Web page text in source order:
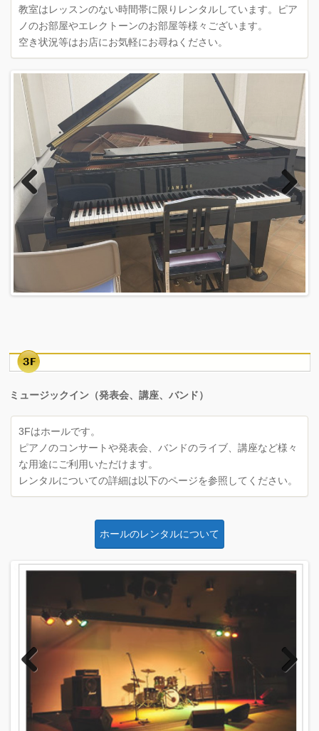
教室はレッスンのない時間帯に限りレンタルしています。ピア
ノのお部屋やエレクトーンのお部屋等様々ございます。
空き状況等はお店にお気軽にお尋ねください。
Previous Next
ミュージックイン（発表会、講座、バンド）
3Fはホールです。
ピアノのコンサートや発表会、バンドのライブ、講座など様々
な用途にご利用いただけます。
レンタルについての詳細は以下のページを参照してください。
ホールのレンタルについて